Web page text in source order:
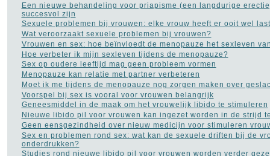
Longontsteking(8)
Lyme(8)
Manisch-depressiviteit(11)
Masturbatie(6)
Migraine (24)
MS - Multiple Sclerose
(34)
Muishand(4)
Multipel Myeloom(2)
Neurose(1)
Opvoeding en
zwangerschap (105)
Osteoporose(13)
Parkinson (16)
Pijn aan de rug
Plasproblemen(9)
Een nieuwe behandeling voor priapisme (een langdurige
succesvol zijn
Sexuele problemen bij vrouwen: elke vrouw heeft er ooit wel
Wat veroorzaakt sexuele problemen bij vrouwen?
Vrouwen en sex: hoe beïnvloedt de menopauze het sexleven
Hoe verbeter ik mijn sexleven tijdens de menopauze?
Sex op oudere leeftijd mag geen probleem vormen
Menopauze kan relatie met partner verbeteren
Moet ik me tijdens de menopauze nog zorgen maken over
Voorspel bij sex is vooral voor vrouwen belangrijk
Geneesmiddel in de maak om het vrouwelijk libido te stimuleren
Nieuwe libido pil voor vrouwen kan ingezet worden in de strijd
Geen eensgezindheid over nieuw medicijn voor stimuleren
Sex en problemen rond sex: wat kan de sexuele driften bij de
onderdrukken?
Studies rond nieuwe libido pil voor vrouwen worden verder